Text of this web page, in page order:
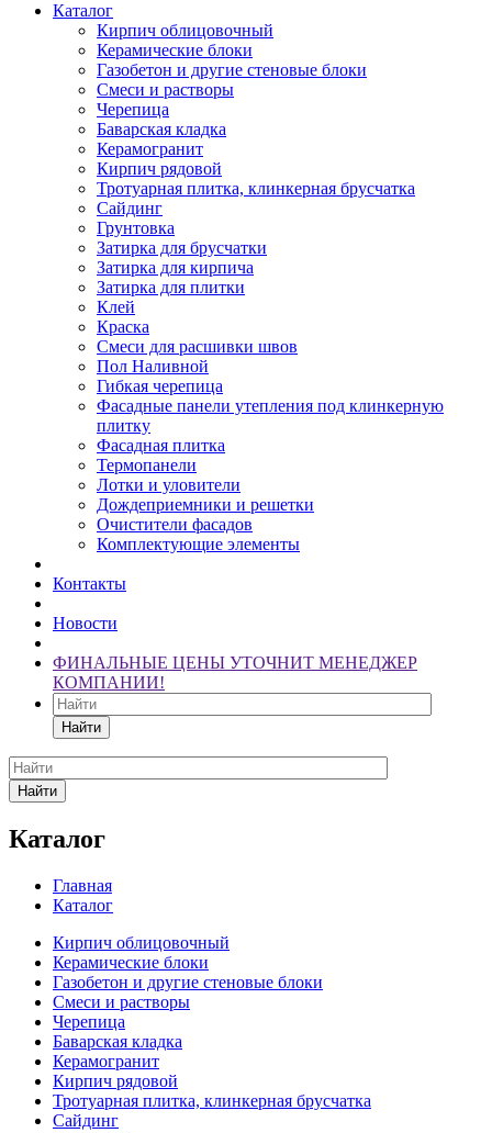
Каталог
Кирпич облицовочный
Керамические блоки
Газобетон и другие стеновые блоки
Смеси и растворы
Черепица
Баварская кладка
Керамогранит
Кирпич рядовой
Тротуарная плитка, клинкерная брусчатка
Сайдинг
Грунтовка
Затирка для брусчатки
Затирка для кирпича
Затирка для плитки
Клей
Краска
Смеси для расшивки швов
Пол Наливной
Гибкая черепица
Фасадные панели утепления под клинкерную
плитку
Фасадная плитка
Термопанели
Лотки и уловители
Дождеприемники и решетки
Очистители фасадов
Комплектующие элементы
Контакты
Новости
ФИНАЛЬНЫЕ ЦЕНЫ УТОЧНИТ МЕНЕДЖЕР
КОМПАНИИ!
Найти
Найти
Каталог
Главная
Каталог
Кирпич облицовочный
Керамические блоки
Газобетон и другие стеновые блоки
Смеси и растворы
Черепица
Баварская кладка
Керамогранит
Кирпич рядовой
Тротуарная плитка, клинкерная брусчатка
Сайдинг